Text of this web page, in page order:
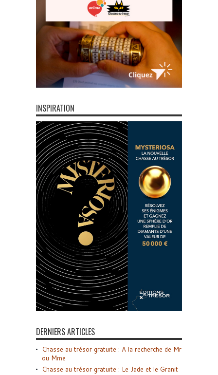
INSPIRATION
DERNIERS ARTICLES
Chasse au trésor gratuite : A la recherche de Mr
ou Mme
Chasse au trésor gratuite : Le Jade et le Granit